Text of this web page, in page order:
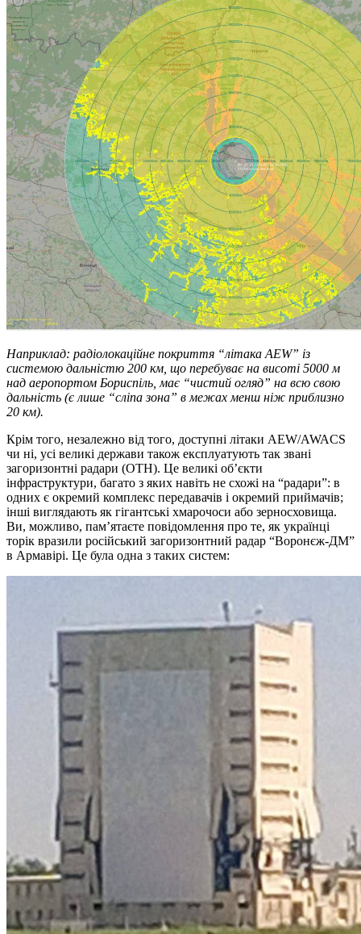
Наприклад: радіолокаційне покриття “літака AEW” із
системою дальністю 200 км, що перебуває на висоті 5000 м
над аеропортом Бориспіль, має “чистий огляд” на всю свою
дальність (є лише “сліпа зона” в межах менш ніж приблизно
20 км).
Крім того, незалежно від того, доступні літаки AEW/AWACS
чи ні, усі великі держави також експлуатують так звані
загоризонтні радари (OTH). Це великі об’єкти
інфраструктури, багато з яких навіть не схожі на “радари”: в
одних є окремий комплекс передавачів і окремий приймачів;
інші виглядають як гігантські хмарочоси або зерносховища.
Ви, можливо, пам’ятаєте повідомлення про те, як українці
торік вразили російський загоризонтний радар “Воронєж-ДМ”
в Армавірі. Це була одна з таких систем: